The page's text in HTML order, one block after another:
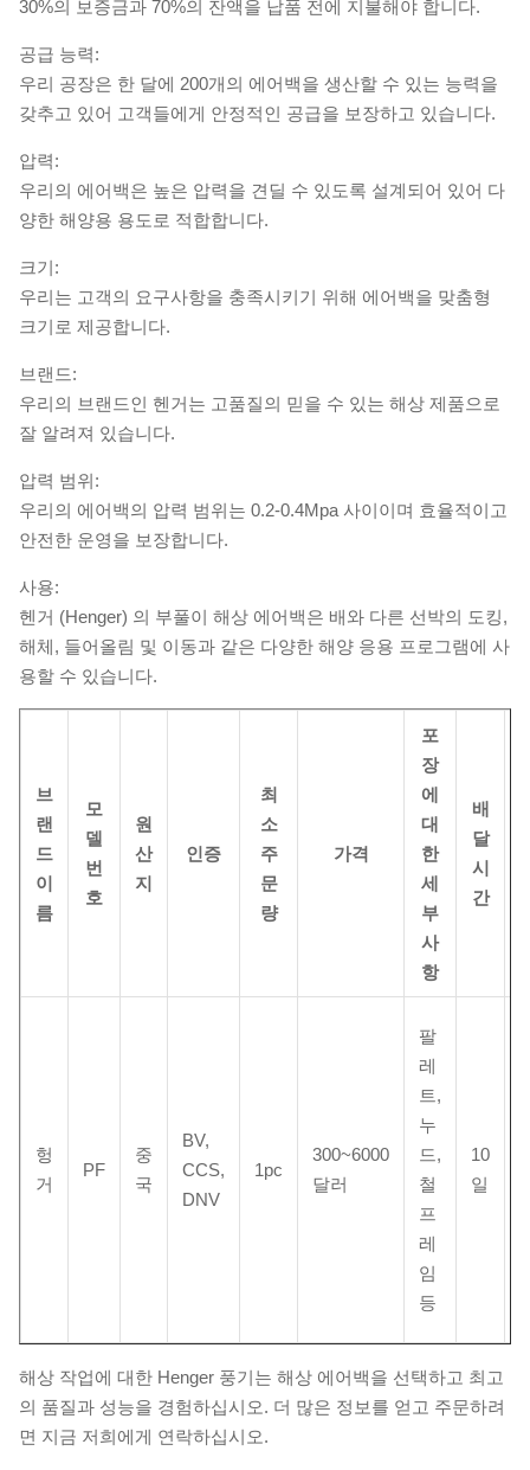
30%의 보증금과 70%의 잔액을 납품 전에 지불해야 합니다.
공급 능력:
우리 공장은 한 달에 200개의 에어백을 생산할 수 있는 능력을
갖추고 있어 고객들에게 안정적인 공급을 보장하고 있습니다.
압력:
우리의 에어백은 높은 압력을 견딜 수 있도록 설계되어 있어 다
양한 해양용 용도로 적합합니다.
크기:
우리는 고객의 요구사항을 충족시키기 위해 에어백을 맞춤형
크기로 제공합니다.
브랜드:
우리의 브랜드인 헨거는 고품질의 믿을 수 있는 해상 제품으로
잘 알려져 있습니다.
압력 범위:
우리의 에어백의 압력 범위는 0.2-0.4Mpa 사이이며 효율적이고
안전한 운영을 보장합니다.
사용:
헨거 (Henger) 의 부풀이 해상 에어백은 배와 다른 선박의 도킹,
해체, 들어올림 및 이동과 같은 다양한 해양 응용 프로그램에 사
용할 수 있습니다.
브
랜
드
이
름
모
델
번
호
원
산
지
인증
최
소
주
문
량
가격
포
장
에
대
한
세
부
사
항
배
달
시
간
헝
거
PF
중
국
BV,
CCS,
DNV
1pc
300~6000
달러
팔
레
트,
누
드,
철
프
레
임
등
10
일
해상 작업에 대한 Henger 풍기는 해상 에어백을 선택하고 최고
의 품질과 성능을 경험하십시오. 더 많은 정보를 얻고 주문하려
면 지금 저희에게 연락하십시오.